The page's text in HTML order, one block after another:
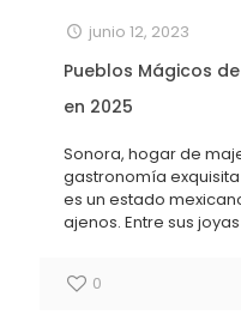
junio 12, 2023
Pueblos Mágicos
en 2025
Sonora, hogar de
gastronomía
es un estado
ajenos. Entre sus
0